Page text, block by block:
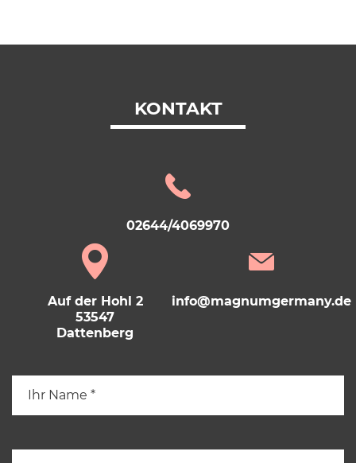
KONTAKT
02644/4069970
Auf der Hohl 2
53547
Dattenberg
info@magnumgermany.de